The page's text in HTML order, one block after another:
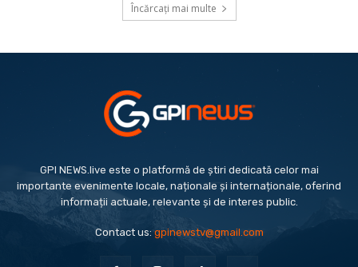
Încărcați mai multe
GPI NEWS.live este o platformă de știri dedicată celor mai
importante evenimente locale, naționale și internaționale, oferind
informații actuale, relevante și de interes public.
Contact us:gpinewstv@gmail.com